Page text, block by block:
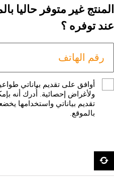
المنتج غير متوفر حاليا
عند توفره ؟
أوافق على تقديم بياناتي
ولأغراض إحصائية. أُدرك أنه
تقديم بياناتي واستخدامها
بالموقع.